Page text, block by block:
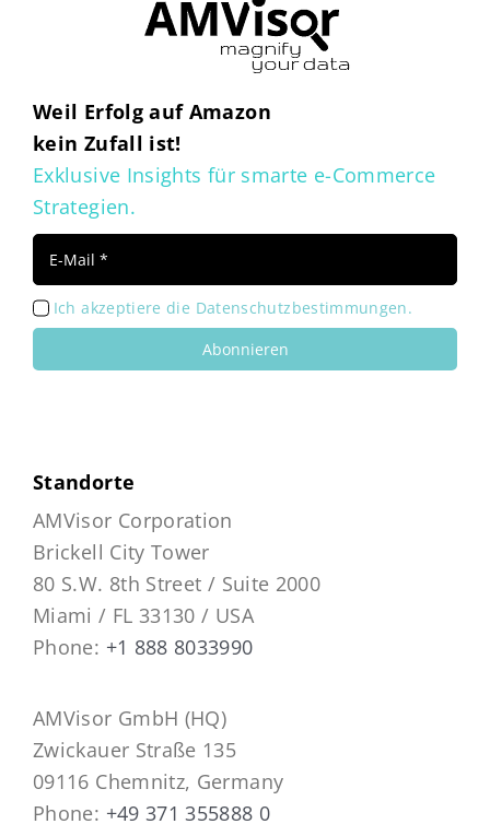
Weil Erfolg auf Amazon
kein Zufall ist!
Exklusive Insights für smarte e-Commerce
Strategien.
Ich akzeptiere die Datenschutzbestimmungen.
Abonnieren
Standorte
AMVisor Corporation
Brickell City Tower
80 S.W. 8th Street / Suite 2000
Miami / FL 33130 / USA
Phone: +1 888 8033990
AMVisor GmbH (HQ)
Zwickauer Straße 135
09116 Chemnitz, Germany
Phone: +49 371 355888 0